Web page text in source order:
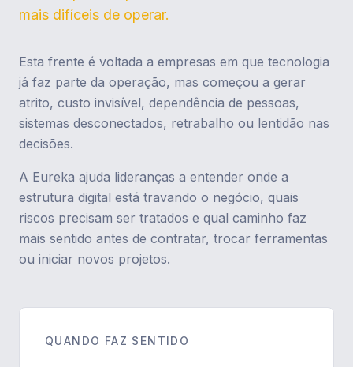
mais difíceis de operar.
Esta frente é voltada a empresas em que tecnologia
já faz parte da operação, mas começou a gerar
atrito, custo invisível, dependência de pessoas,
sistemas desconectados, retrabalho ou lentidão nas
decisões.
A Eureka ajuda lideranças a entender onde a
estrutura digital está travando o negócio, quais
riscos precisam ser tratados e qual caminho faz
mais sentido antes de contratar, trocar ferramentas
ou iniciar novos projetos.
QUANDO FAZ SENTIDO